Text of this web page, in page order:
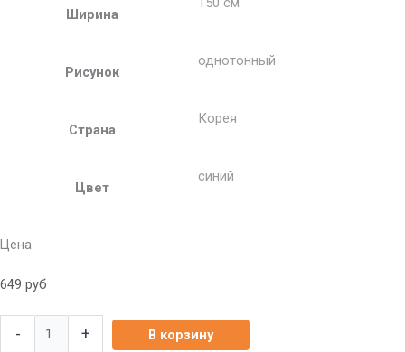
Ширина
Рисунок
однотонный
Страна
Корея
Цвет
синий
Цена
649 руб
- +
В корзину